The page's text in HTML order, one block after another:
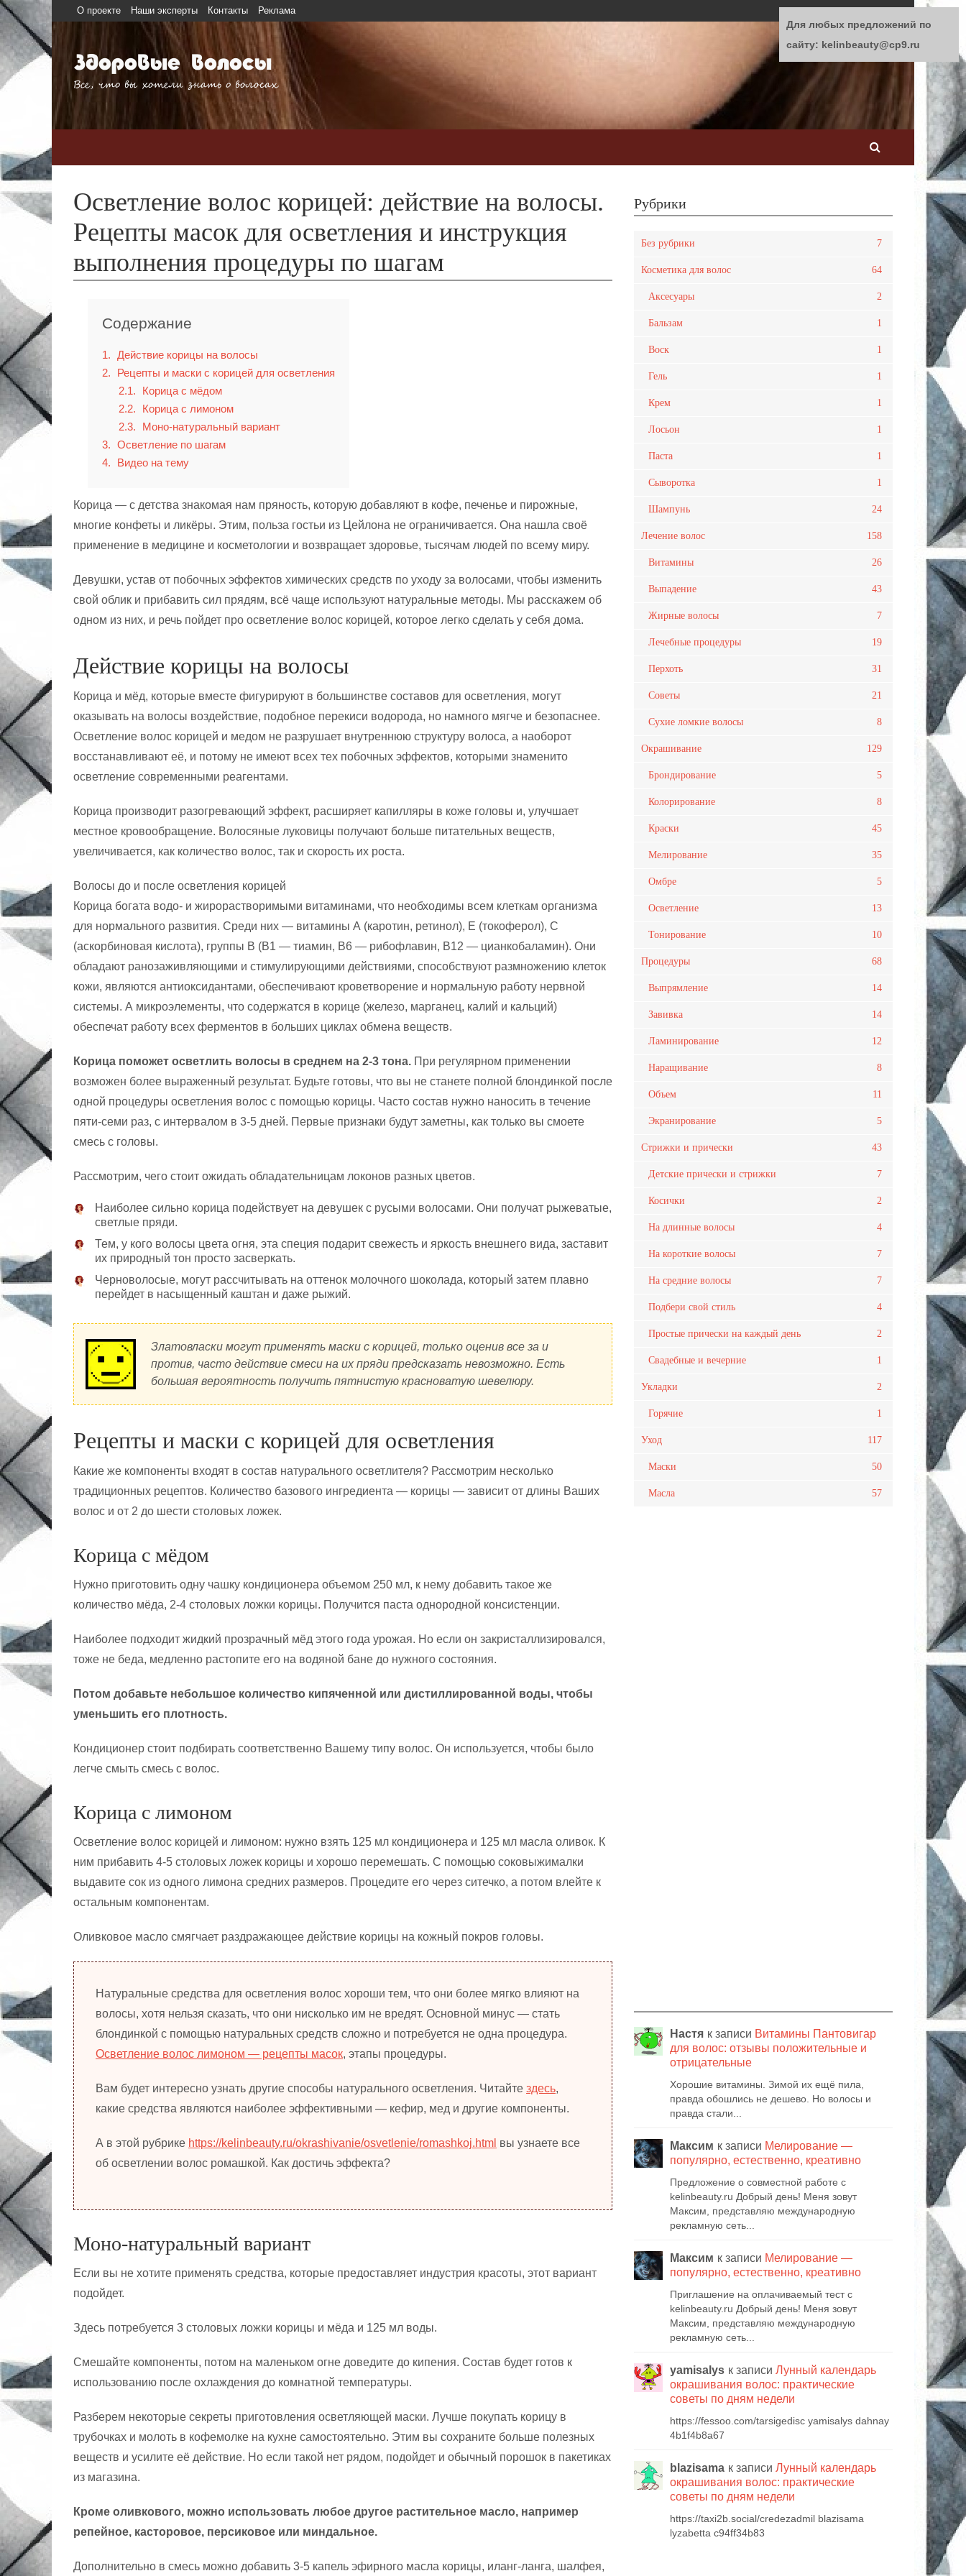
О проекте Наши эксперты Контакты Реклама
Здоровые волосы
Все, что вы хотели знать о волосах
Осветление волос корицей: действие на волосы.
Рецепты масок для осветления и инструкция
выполнения процедуры по шагам
Содержание
1
Действие корицы на волосы
2
Рецепты и маски с корицей для осветления
2.1
Корица с мёдом
2.2
Корица с лимоном
2.3
Моно-натуральный вариант
3
Осветление по шагам
4
Видео на тему
Корица — с детства знакомая нам пряность, которую добавляют в кофе, печенье и пирожные,
многие конфеты и ликёры. Этим, польза гостьи из Цейлона не ограничивается. Она нашла своё
применение в медицине и косметологии и возвращает здоровье, тысячам людей по всему миру.
Девушки, устав от побочных эффектов химических средств по уходу за волосами, чтобы изменить
свой облик и прибавить сил прядям, всё чаще используют натуральные методы. Мы расскажем об
одном из них, и речь пойдет про осветление волос корицей, которое легко сделать у себя дома.
Действие корицы на волосы
Корица и мёд, которые вместе фигурируют в большинстве составов для осветления, могут
оказывать на волосы воздействие, подобное перекиси водорода, но намного мягче и безопаснее.
Осветление волос корицей и медом не разрушает внутреннюю структуру волоса, а наоборот
восстанавливают её, и потому не имеют всех тех побочных эффектов, которыми знаменито
осветление современными реагентами.
Корица производит разогревающий эффект, расширяет капилляры в коже головы и, улучшает
местное кровообращение. Волосяные луковицы получают больше питательных веществ,
увеличивается, как количество волос, так и скорость их роста.
Волосы до и после осветления корицей
Корица богата водо- и жирорастворимыми витаминами, что необходимы всем клеткам организма
для нормального развития. Среди них — витамины А (каротин, ретинол), Е (токоферол), С
(аскорбиновая кислота), группы В (В1 — тиамин, В6 — рибофлавин, В12 — цианкобаламин). Они
обладают ранозаживляющими и стимулирующими действиями, способствуют размножению клеток
кожи, являются антиоксидантами, обеспечивают кроветворение и нормальную работу нервной
системы. А микроэлементы, что содержатся в корице (железо, марганец, калий и кальций)
обеспечат работу всех ферментов в больших циклах обмена веществ.
Корица поможет осветлить волосы в среднем на 2-3 тона. При регулярном применении
возможен более выраженный результат. Будьте готовы, что вы не станете полной блондинкой после
одной процедуры осветления волос с помощью корицы. Часто состав нужно наносить в течение
пяти-семи раз, с интервалом в 3-5 дней. Первые признаки будут заметны, как только вы смоете
смесь с головы.
Рассмотрим, чего стоит ожидать обладательницам локонов разных цветов.
Наиболее сильно корица подействует на девушек с русыми волосами. Они получат рыжеватые,
светлые пряди.
Тем, у кого волосы цвета огня, эта специя подарит свежесть и яркость внешнего вида, заставит
их природный тон просто засверкать.
Черноволосые, могут рассчитывать на оттенок молочного шоколада, который затем плавно
перейдет в насыщенный каштан и даже рыжий.
Златовласки могут применять маски с корицей, только оценив все за и
против, часто действие смеси на их пряди предсказать невозможно. Есть
большая вероятность получить пятнистую красноватую шевелюру.
Рецепты и маски с корицей для осветления
Какие же компоненты входят в состав натурального осветлителя? Рассмотрим несколько
традиционных рецептов. Количество базового ингредиента — корицы — зависит от длины Ваших
волос и от 2 до шести столовых ложек.
Корица с мёдом
Нужно приготовить одну чашку кондиционера объемом 250 мл, к нему добавить такое же
количество мёда, 2-4 столовых ложки корицы. Получится паста однородной консистенции.
Наиболее подходит жидкий прозрачный мёд этого года урожая. Но если он закристаллизировался,
тоже не беда, медленно растопите его на водяной бане до нужного состояния.
Потом добавьте небольшое количество кипяченной или дистиллированной воды, чтобы
уменьшить его плотность.
Кондиционер стоит подбирать соответственно Вашему типу волос. Он используется, чтобы было
легче смыть смесь с волос.
Корица с лимоном
Осветление волос корицей и лимоном: нужно взять 125 мл кондиционера и 125 мл масла оливок. К
ним прибавить 4-5 столовых ложек корицы и хорошо перемешать. С помощью соковыжималки
выдавите сок из одного лимона средних размеров. Процедите его через ситечко, а потом влейте к
остальным компонентам.
Оливковое масло смягчает раздражающее действие корицы на кожный покров головы.
Натуральные средства для осветления волос хороши тем, что они более мягко влияют на
волосы, хотя нельзя сказать, что они нисколько им не вредят. Основной минус — стать
блондинкой с помощью натуральных средств сложно и потребуется не одна процедура.
Осветление волос лимоном — рецепты масок, этапы процедуры.
Вам будет интересно узнать другие способы натурального осветления. Читайте здесь,
какие средства являются наиболее эффективными — кефир, мед и другие компоненты.
А в этой рубрике https://kelinbeauty.ru/okrashivanie/osvetlenie/romashkoj.html вы узнаете все
об осветлении волос ромашкой. Как достичь эффекта?
Моно-натуральный вариант
Если вы не хотите применять средства, которые предоставляет индустрия красоты, этот вариант
подойдет.
Здесь потребуется 3 столовых ложки корицы и мёда и 125 мл воды.
Смешайте компоненты, потом на маленьком огне доведите до кипения. Состав будет готов к
использованию после охлаждения до комнатной температуры.
Разберем некоторые секреты приготовления осветляющей маски. Лучше покупать корицу в
трубочках и молоть в кофемолке на кухне самостоятельно. Этим вы сохраните больше полезных
веществ и усилите её действие. Но если такой нет рядом, подойдет и обычный порошок в пакетиках
из магазина.
Кроме оливкового, можно использовать любое другое растительное масло, например
репейное, касторовое, персиковое или миндальное.
Дополнительно в смесь можно добавить 3-5 капель эфирного масла корицы, иланг-ланга, шалфея,
Рубрики
Без рубрики 7
Косметика для волос 64
Аксесуары 2
Бальзам 1
Воск 1
Гель 1
Крем 1
Лосьон 1
Паста 1
Сыворотка 1
Шампунь 24
Лечение волос 158
Витамины 26
Выпадение 43
Жирные волосы 7
Лечебные процедуры 19
Перхоть 31
Советы 21
Сухие ломкие волосы 8
Окрашивание 129
Брондирование 5
Колорирование 8
Краски 45
Мелирование 35
Омбре 5
Осветление 13
Тонирование 10
Процедуры 68
Выпрямление 14
Завивка 14
Ламинирование 12
Наращивание 8
Объем 11
Экранирование 5
Стрижки и прически 43
Детские прически и стрижки 7
Косички 2
На длинные волосы 4
На короткие волосы 7
На средние волосы 7
Подбери свой стиль 4
Простые прически на каждый день 2
Свадебные и вечерние 1
Укладки 2
Горячие 1
Уход 117
Маски 50
Масла 57
Настя к записи Витамины Пантовигар
для волос: отзывы положительные и
отрицательные
Хорошие витамины. Зимой их ещё пила,
правда обошлись не дешево. Но волосы и
правда стали...
Максим к записи Мелирование —
популярно, естественно, креативно
Предложение о совместной работе с
kelinbeauty.ru Добрый день! Меня зовут
Максим, представляю международную
рекламную сеть...
Максим к записи Мелирование —
популярно, естественно, креативно
Приглашение на оплачиваемый тест с
kelinbeauty.ru Добрый день! Меня зовут
Максим, представляю международную
рекламную сеть...
yamisalys к записи Лунный календарь
окрашивания волос: практические
советы по дням недели
https://fessoo.com/tarsigedisc yamisalys dahnay
4b1f4b8a67
blazisama к записи Лунный календарь
окрашивания волос: практические
советы по дням недели
https://taxi2b.social/credezadmil blazisama
lyzabetta c94ff34b83
Для любых предложений по
сайту: kelinbeauty@cp9.ru